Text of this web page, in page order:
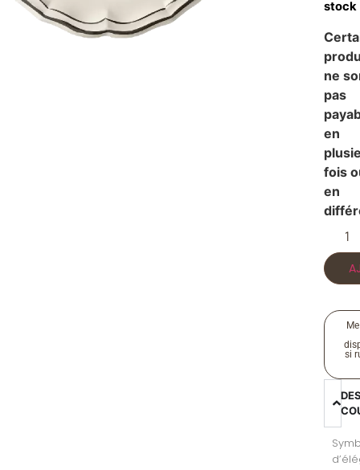
stock
ne
pas
en
fois
en
si